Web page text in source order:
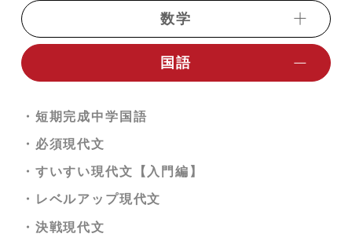
・動画発音記号
・《ベリトレ》フリック英単語1800
・短期完成中学英語
・《ベリトレ》GENIUS動画英単語2200【単語
めテスト編】
・《ベリトレ》GENIUS 動画英熟語1000
・《ベリトレ》動画英文法2700
数学
・トレーニング数学【中学】
・初歩からの「トレーニング数学Ⅰ」
・初歩からの「トレーニング数学Ａ」
・数学α講座ⅡＢ
・初歩からの「トレーニング数学Ⅱ」
国語
・短期完成中学国語
・必須現代文
・すいすい現代文【入門編】
・レベルアップ現代文
・決戦現代文